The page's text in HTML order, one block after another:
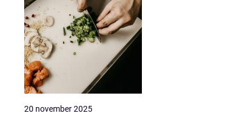
20 november 2025